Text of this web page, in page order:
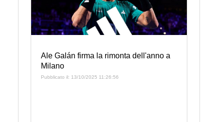
Ale Galán firma la rimonta dell'anno a
Milano
Pubblicato il: 13/10/2025 11:26:56